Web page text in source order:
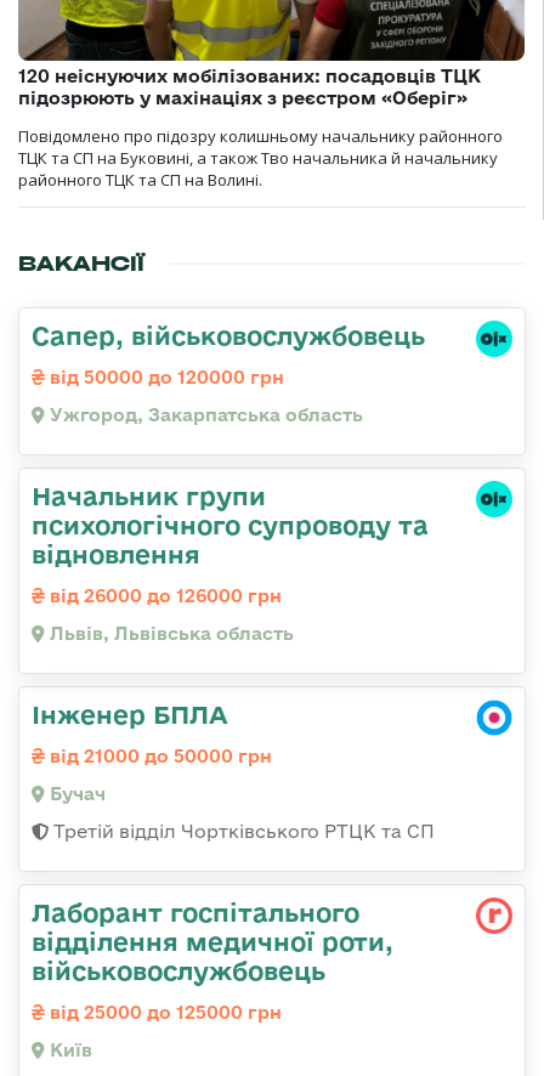
120 неіснуючих мобілізованих: посадовців ТЦК
підозрюють у махінаціях з реєстром «Оберіг»
Повідомлено про підозру колишньому начальнику районного
ТЦК та СП на Буковині, а також Тво начальника й начальнику
районного ТЦК та СП на Волині.
ВАКАНСІЇ
Сапер, військовослужбовець
від 50000 до 120000 грн
Ужгород, Закарпатська область
Начальник групи
психологічного супроводу та
відновлення
від 26000 до 126000 грн
Львів, Львівська область
Інженер БПЛА
від 21000 до 50000 грн
Бучач
Третій відділ Чортківського РТЦК та СП
Лаборант госпітального
відділення медичної роти,
військовослужбовець
від 25000 до 125000 грн
Київ